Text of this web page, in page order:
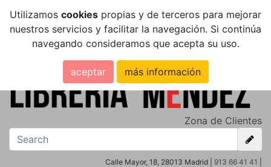
Utilizamos cookies propias y de terceros para mejorar
nuestros servicios y facilitar la navegación. Si continúa
navegando consideramos que acepta su uso.
aceptar más información
Zona de Clientes
Calle Mayor, 18, 28013 Madrid | 913 66 41 41